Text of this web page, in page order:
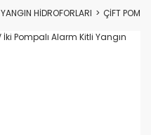
YANGIN HİDROFORLARI ÇİFT